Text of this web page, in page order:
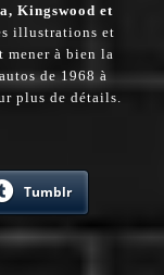
Kingswood et
illustrations et
mener à bien la
de 1968 à
plus de détails.
Tumblr